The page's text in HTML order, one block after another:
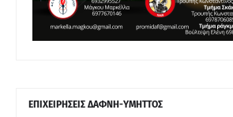
ΕΠΙΧΕΙΡΗΣΕΙΣ ΔΑΦΝΗ-ΥΜΗΤΤΟΣ